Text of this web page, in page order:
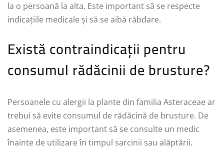
la o persoană la alta. Este important să se respecte
indicațiile medicale și să se aibă răbdare.
Există contraindicații pentru
consumul rădăcinii de brusture?
Persoanele cu alergii la plante din familia Asteraceae ar
trebui să evite consumul de rădăcină de brusture. De
asemenea, este important să se consulte un medic
înainte de utilizare în timpul sarcinii sau alăptării.